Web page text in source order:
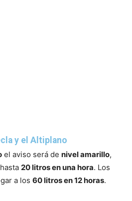
y el Altiplano
el aviso será de nivel amarillo,
20 litros en una hora. Los
a los 60 litros en 12 horas.